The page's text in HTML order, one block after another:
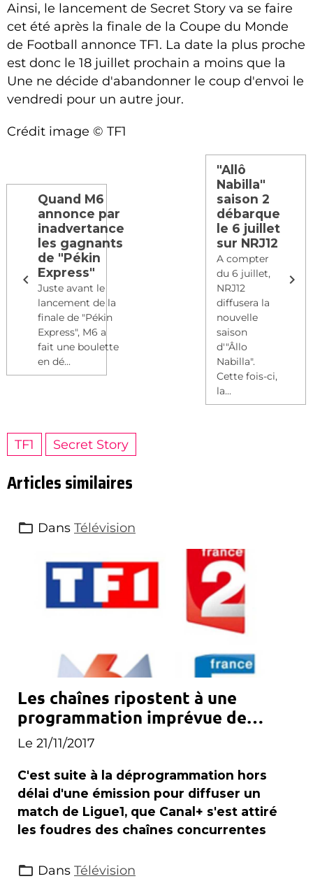
Ainsi, le lancement de Secret Story va se faire
cet été après la finale de la Coupe du Monde
de Football annonce TF1. La date la plus proche
est donc le 18 juillet prochain a moins que la
Une ne décide d'abandonner le coup d'envoi le
vendredi pour un autre jour.
Crédit image © TF1
Quand M6
annonce par
inadvertance
les gagnants
de "Pékin
Express"
Juste avant le
lancement de la
finale de "Pékin
Express", M6 a
fait une boulette
en dé...
"Allô
Nabilla"
saison 2
débarque
le 6 juillet
sur NRJ12
A compter
du 6 juillet,
NRJ12
diffusera la
nouvelle
saison
d'"Âllo
Nabilla".
Cette fois-ci,
la...
TF1 Secret Story
Articles similaires
Dans Télévision
Les chaînes ripostent à une
programmation imprévue de
Canal+
Le 21/11/2017
C'est suite à la déprogrammation hors
délai d'une émission pour diffuser un
match de Ligue1, que Canal+ s'est attiré
les foudres des chaînes concurrentes
Dans Télévision